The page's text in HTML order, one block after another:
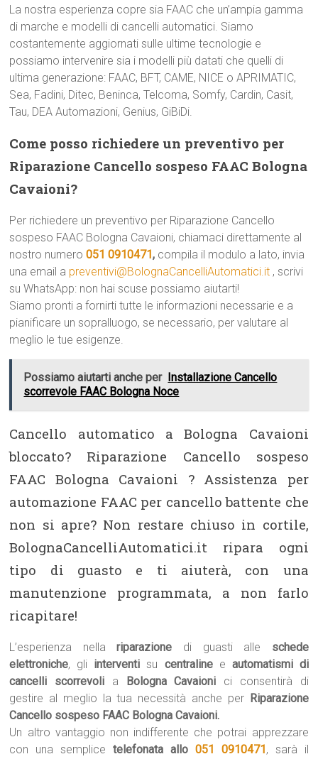
La nostra esperienza copre sia FAAC che un’ampia gamma
di marche e modelli di cancelli automatici. Siamo
costantemente aggiornati sulle ultime tecnologie e
possiamo intervenire sia i modelli più datati che quelli di
ultima generazione: FAAC, BFT, CAME, NICE o APRIMATIC,
Sea, Fadini, Ditec, Beninca, Telcoma, Somfy, Cardin, Casit,
Tau, DEA Automazioni, Genius, GiBiDi.
Come posso richiedere un preventivo per
Riparazione Cancello sospeso FAAC Bologna
Cavaioni?
Per richiedere un preventivo per Riparazione Cancello
sospeso FAAC Bologna Cavaioni, chiamaci direttamente al
nostro numero051 0910471, compila il modulo a lato, invia
una email a preventivi@BolognaCancelliAutomatici.it , scrivi
su WhatsApp: non hai scuse possiamo aiutarti!
Siamo pronti a fornirti tutte le informazioni necessarie e a
pianificare un sopralluogo, se necessario, per valutare al
meglio le tue esigenze.
Possiamo aiutarti anche per Installazione Cancello
scorrevole FAAC Bologna Noce
Cancello automatico a Bologna Cavaioni
bloccato? Riparazione Cancello sospeso
FAAC Bologna Cavaioni ? Assistenza per
automazione FAAC per cancello battente che
non si apre? Non restare chiuso in cortile,
BolognaCancelliAutomatici.it ripara ogni
tipo di guasto e ti aiuterà, con una
manutenzione programmata, a non farlo
ricapitare!
L’esperienza nellariparazione di guasti alle schede
elettroniche, gli interventi su centralinee automatismi di
cancelli scorrevoli a Bologna Cavaioni ci consentirà di
gestire al meglio la tua necessità anche per Riparazione
Cancello sospeso FAAC Bologna Cavaioni.
Un altro vantaggio non indifferente che potrai apprezzare
con una semplicetelefonata allo 051 0910471, sarà il